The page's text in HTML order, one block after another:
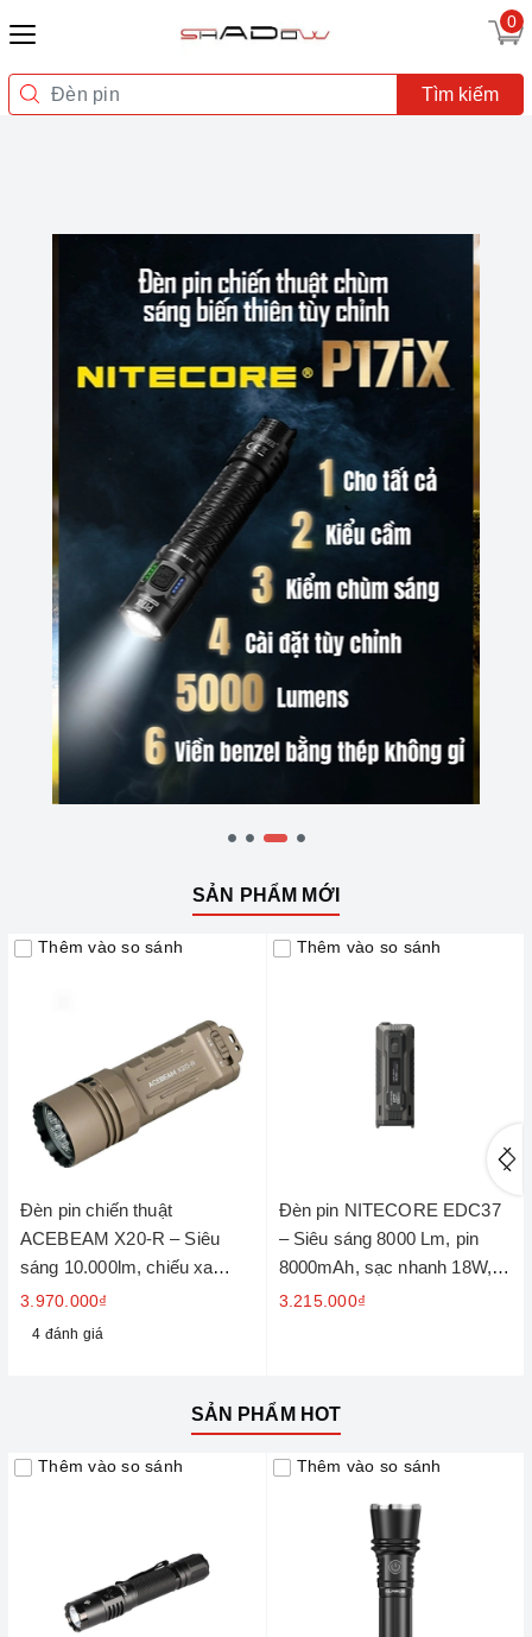
0
Tìm kiếm
SẢN PHẨM MỚI
Thêm vào so sánh
Đèn pin chiến thuật
ACEBEAM X20-R – Siêu
sáng 10.000lm, chiếu xa
645m
3.970.000₫
4 đánh giá
Thêm vào so sánh
Đèn pin NITECORE EDC37
– Siêu sáng 8000 Lm, pin
8000mAh, sạc nhanh 18W,
màn hình OLED
3.215.000₫
SẢN PHẨM HOT
Thêm vào so sánh Thêm vào so sánh